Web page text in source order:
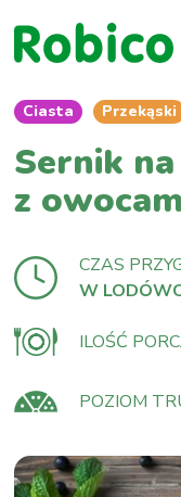
Ciasta Przekąski
Sernik
z
CZAS
W
ILOŚĆ
POZIOM